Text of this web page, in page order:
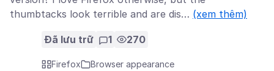
thumbtacks look terrible and are dis… (xem thêm)
Đã lưu trữ 1 270
Firefox
Browser appearance